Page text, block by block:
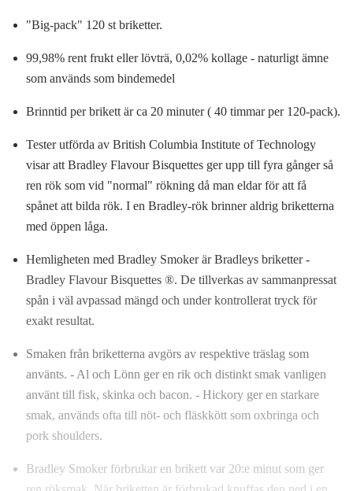
"Big-pack" 120 st briketter.
99,98% rent frukt eller lövträ, 0,02% kollage - naturligt ämne
som används som bindemedel
Brinntid per brikett är ca 20 minuter ( 40 timmar per 120-pack).
Tester utförda av British Columbia Institute of Technology
visar att Bradley Flavour Bisquettes ger upp till fyra gånger så
ren rök som vid "normal" rökning då man eldar för att få
spånet att bilda rök. I en Bradley-rök brinner aldrig briketterna
med öppen låga.
Hemligheten med Bradley Smoker är Bradleys briketter -
Bradley Flavour Bisquettes ®. De tillverkas av sammanpressat
spån i väl avpassad mängd och under kontrollerat tryck för
exakt resultat.
Smaken från briketterna avgörs av respektive träslag som
använts. - Al och Lönn ger en rik och distinkt smak vanligen
använt till fisk, skinka och bacon. - Hickory ger en starkare
smak, används ofta till nöt- och fläskkött som oxbringa och
pork shoulders.
Bradley Smoker förbrukar en brikett var 20:e minut som ger